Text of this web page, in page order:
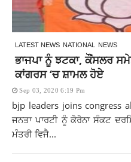
LATEST NEWS NATIONAL NEWS
ਭਾਜਪਾ ਨੂੰ ਝਟਕਾ, ਕੌਂਸਲਰ
ਕਾਂਗਰਸ ‘ਚ ਸ਼ਾਮਲ ਹੋਏ
Sep 03, 2020 6:19 Pm
bjp leaders joins congress
ਜਨਤਾ ਪਾਰਟੀ ਨੂੰ ਕੋਰੋਨਾ ਸੰਕਟ
ਮੰਤਰੀ ਵਿਜੈ...